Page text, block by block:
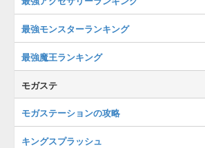
最強モンスターランキング
最強魔王ランキング
モガステ
モガステーションの攻略
キングスプラッシュ